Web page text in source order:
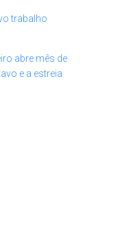
trabalho
abre mês de
e a estreia